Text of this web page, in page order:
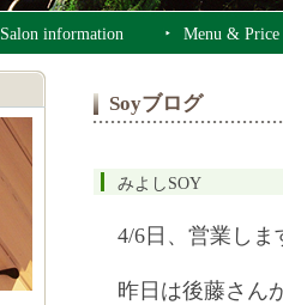
Salon information Menu & Price
Soyブログ
みよしSOY
4/6日、営業しま
昨日は後藤さん